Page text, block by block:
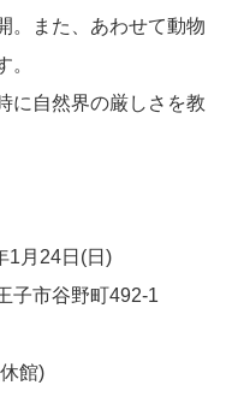
。また、あわせて動物
。
に自然界の厳しさを教
1月24日(日)
子市谷野町492-1
館)